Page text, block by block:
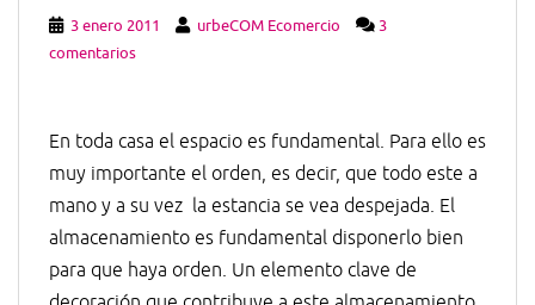
3 enero 2011 urbeCOM Ecomercio
3
comentarios
En toda casa el espacio es fundamental. Para ello es
muy importante el orden, es decir, que todo este a
mano y a su vez la estancia se vea despejada. El
almacenamiento es fundamental disponerlo bien
para que haya orden. Un elemento clave de